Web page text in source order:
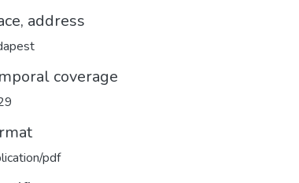
address
coverage
pdf